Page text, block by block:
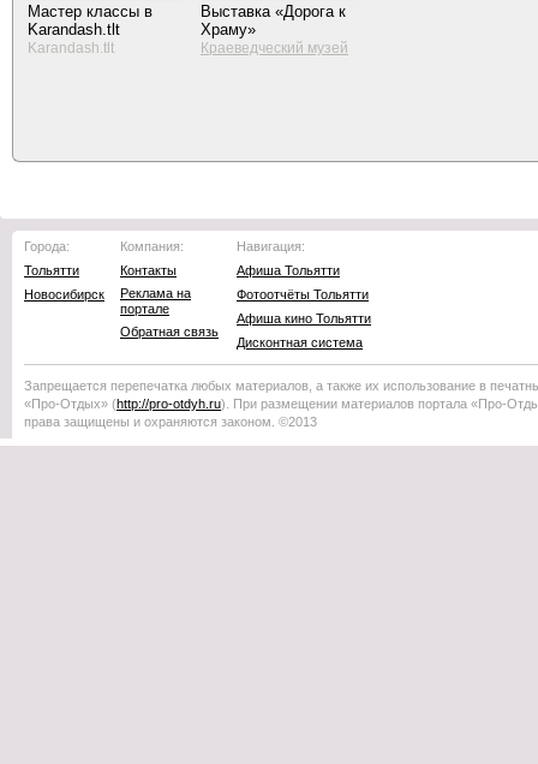
Мастер классы в
Karandash.tlt
Karandash.tlt
Выставка «Дорога к
Храму»
Краеведческий музей
Города:
Тольятти
Новосибирск
Компания:
Контакты
Реклама на
портале
Обратная связь
Навигация:
Афиша Тольятти
Фотоотчёты Тольятти
Афиша кино Тольятти
Дисконтная система
Запрещается перепечатка любых материалов, а также их использование в
«Про-Отдых» (http://pro-otdyh .ru). При размещении материалов портала «Про-
права защищены и охраняются законом. ©2013